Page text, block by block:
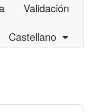
Validación
Castellano